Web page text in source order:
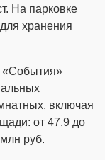
На парковке
хранения
«События»
включая
от 47,9 до
руб.